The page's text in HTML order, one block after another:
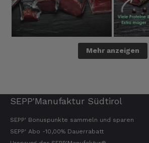
Mehr anzeigen
SEPP'Manufaktur Südtirol
SEPP' Bonuspunkte sammeln und sparen
SEPP' Abo -10,00% Dauerrabatt